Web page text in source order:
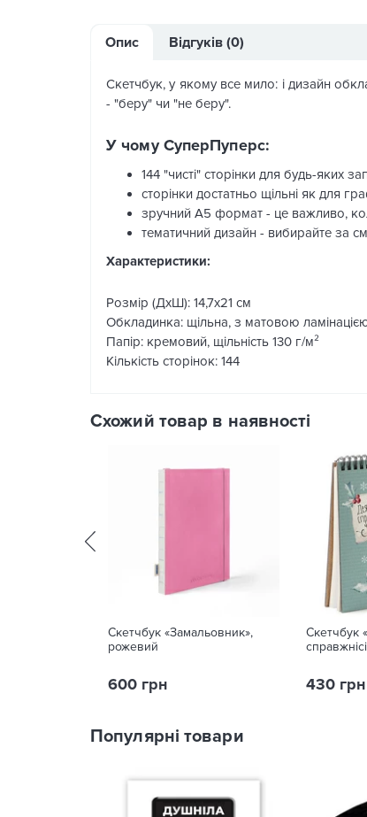
Опис Відгуків (0)
Скетчбук, у якому все мило: і дизайн
- "беру" чи "не беру".
У чому СуперПуперс:
144 "чисті" сторінки для будь-яких
сторінки достатньо щільні як для
зручний А5 формат - це важливо,
тематичний дизайн - вибирайте за
Характеристики:
Розмір (ДхШ): 14,7х21 см
Обкладинка: щільна, з матовою
Папір: кремовий, щільність 130 г/м²
Кількість сторінок: 144
Схожий товар в наявності
Скетчбук «Замальовник»,
рожевий
600 грн
Скетчбук
430 грн
Популярні товари